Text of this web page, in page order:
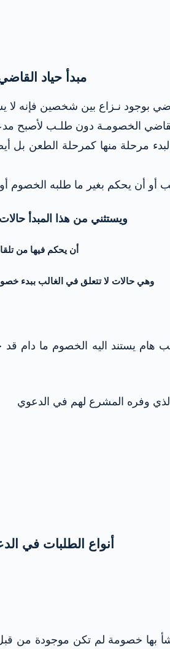
مبدأ حياد
بوجود نـزاع بين شخصين
القاضي الخصومـة دون طلـب
مرحلة منها كمرحلة الطعن بل
أو أن يحكم بغير ما طلبه
ويستثني من هذا المبدأ
أن يحكم فيها من
وهي حالات لا تتعلق في الغالب ببدء
يستند اليه الخصوم ما دام قد
وفره المشرع لهم في الدعوي
أنواع الطلبات في
بها خصومة لم تكن موجودة من